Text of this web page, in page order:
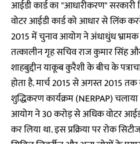
आईडी कार्ड का "आधारीकरण" सरकारी
वोटर आईडी कार्ड को आधार से लिंक
2015 में चुनाव आयोग ने अंधाधुंध
तत्कालीन गृह सचिव राज कुमार सिंह
शाहबुद्दीन याकूब कुरैशी के बीच के
होता है. मार्च 2015 से अगस्त 2015 तक
शुद्धिकरण कार्यक्रम (NERPAP)
आयोग ने 30 करोड़ से अधिक वोटर
कर लिया था. इस प्रक्रिया पर रोक